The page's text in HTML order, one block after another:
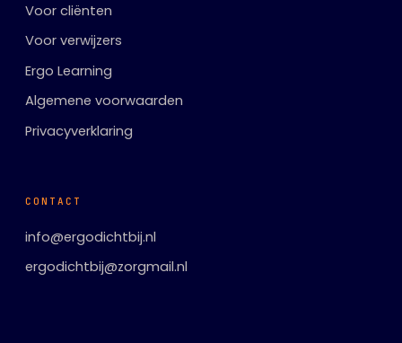
Voor cliënten
Voor verwijzers
Ergo Learning
Algemene voorwaarden
Privacyverklaring
CONTACT
info@ergodichtbij.nl
ergodichtbij@zorgmail.nl